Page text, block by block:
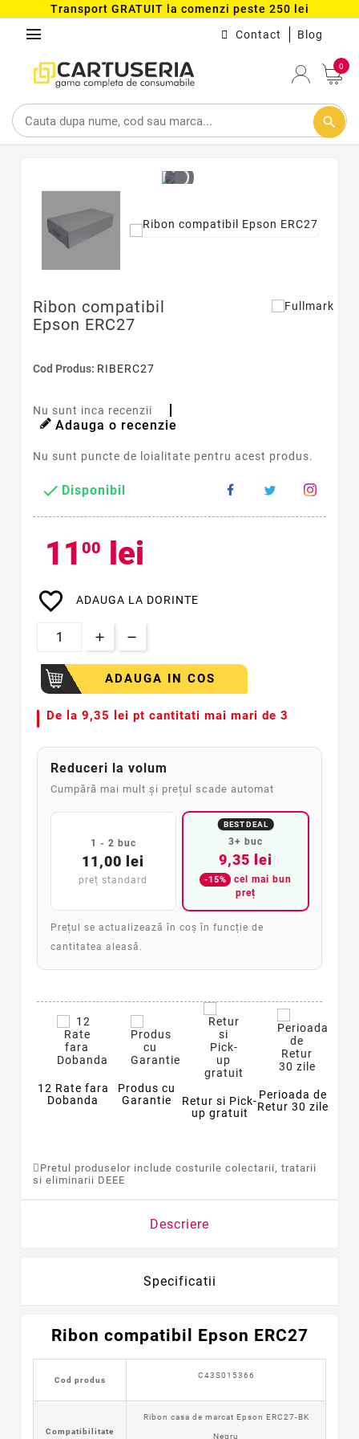
Transport GRATUIT la comenzi peste 250 lei
menu Contact Blog
0
search
Ribon compatibil
Epson ERC27
Cod Produs: RIBERC27
Nu sunt inca recenzii
Adauga o recenzie
Nu sunt puncte de loialitate pentru acest produs.
 Disponibil
11 00 lei
favorite_border ADAUGA LA DORINTE
ADAUGA IN COS
De la 9,35 lei pt cantitati mai mari de 3
Reduceri la volum
Cumpără mai mult și prețul scade automat
1 - 2 buc
11,00 lei
preț standard
BEST DEAL
3+ buc
9,35 lei
-15%
cel mai bun
preț
Prețul se actualizează în coș în funcție de
cantitatea aleasă.
12 Rate fara
Dobanda
Produs cu
Garantie
Retur si Pick-
up gratuit
Perioada de
Retur 30 zile
Pretul produselor include costurile colectarii, tratarii
si eliminarii DEEE
Descriere
Specificatii
Ribon compatibil Epson ERC27
Cod produs
C43S015366
Compatibilitate
Ribon casa de marcat Epson ERC27-BK
Negru